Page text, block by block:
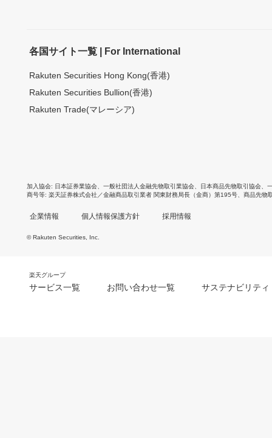
各国サイト一覧 | For International
Rakuten Securities Hong Kong(香港)
Rakuten Securities Bullion(香港)
Rakuten Trade(マレーシア)
加入協会 日本証券業協会 一般社団法人金融先物取引業協会 日本商品先物取引協会
商号等 楽天証券株式会社／金融商品取引業者 関東財務局長（金商）第195号、商品先物
企業情報 個人情報保護方針 採用情報
© Rakuten Securities, Inc.
楽天グループ
サービス一覧 お問い合わせ一覧 サステナビリティ